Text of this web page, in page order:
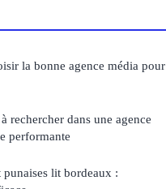
la bonne agence média pour
rechercher dans une agence
performante
lit bordeaux :